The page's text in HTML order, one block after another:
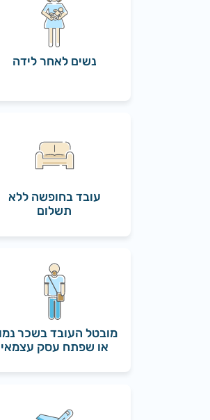
נשים לאחר לידה
עובד בחופשה ללא
תשלום
מובטל העובד בשכר נמוך
או שפתח עסק עצמאי